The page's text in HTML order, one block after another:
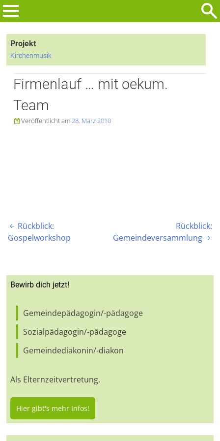
Zum
Inhalt
nach:Projekt
Kirchenmusik
Firmenlauf … mit oekum.
Team
Veröffentlicht am28. März 2010
Beitragsnavigation
 Rückblick:
Gospelworkshop
Rückblick:
Gemeindeversammlung 
Bewirb dich jetzt!
Gemeindepädagogin/-pädagoge
Sozialpädagogin/-pädagoge
Gemeindediakonin/-diakon
Als Elternzeitvertretung.
Hier gibt's mehr Infos!